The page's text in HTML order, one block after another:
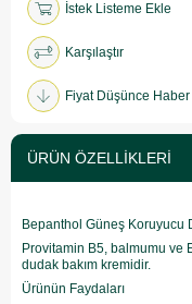
İstek Listeme Ekle
Karşılaştır
Fiyat Düşünce Haber
ÜRÜN ÖZELLIKLERI
Bepanthol Güneş Koruyucu
Provitamin B5, balmumu ve
dudak bakım kremidir.
Ürünün Faydaları